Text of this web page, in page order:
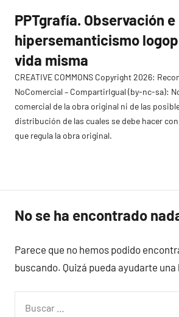
contenido
PPTgrafía. Observación e
hipersemanticismo
vida misma
CREATIVE COMMONS Copyright 2026:
NoComercial – CompartirIgual (by-nc-sa):
comercial de la obra original ni de las
distribución de las cuales se debe hacer
que regula la obra original.
No se ha encontrado
Parece que no hemos podido
buscando. Quizá pueda ayudarte una